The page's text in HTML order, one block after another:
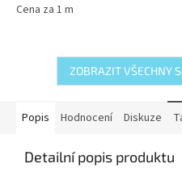
Cena za 1 m
ZOBRAZIT VŠECHNY
Popis Hodnocení Diskuze
Detailní popis produktu